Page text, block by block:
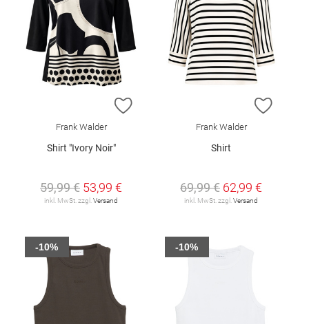
ZUR WUNSCHLISTE HINZUFÜGEN
Frank Walder
Shirt "Ivory Noir"
59,99 € 53,99 €
inkl. MwSt. zzgl. Versand
ZUR
Frank Walder
Shirt
69,99 € 62,99 €
inkl. MwSt. zzgl. Versand
-10% -10%